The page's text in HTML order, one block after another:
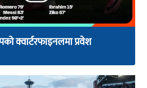
क्वार्टरफाइनलमा प्रवेश